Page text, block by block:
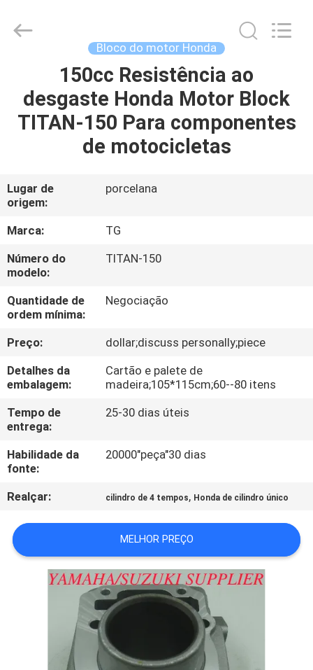
PRODUTOS
NÓS
EXCURSÃO
DA
FÁBRICA
CONTROLE
DA
QUALIDADE
CONTACTE-
NOS
PEÇA
UMAS
CITAÇÕES
Rights
Bloco do motor Honda
150cc Resistência ao
desgaste Honda Motor Block
TITAN-150 Para componentes
de motocicletas
Lugar de
origem:
porcelana
Marca:
TG
Número do
modelo:
TITAN-150
Quantidade de
ordem mínima:
Negociação
Preço:
dollar;discuss personally;piece
Detalhes da
embalagem:
Cartão e palete de
madeira;105*115cm;60--80 itens
Tempo de
entrega:
25-30 dias úteis
Habilidade da
fonte:
20000"peça"30 dias
Realçar: cilindro de 4 tempos, Honda de cilindro único
MELHOR PREÇO